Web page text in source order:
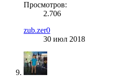
Просмотров:
2.706
zub.zer0
30 июл 2018